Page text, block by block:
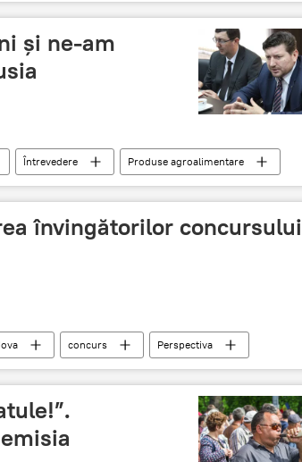
și ne-am
Întrevedere
Produse agroalimentare
în Rusia
învingătorilor concursului
concurs
Perspectiva